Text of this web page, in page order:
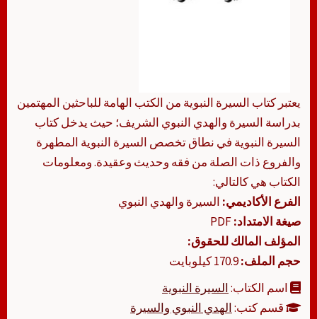
يعتبر كتاب السيرة النبوية من الكتب الهامة للباحثين المهتمين
بدراسة السيرة والهدي النبوي الشريف؛ حيث يدخل كتاب
السيرة النبوية في نطاق تخصص السيرة النبوية المطهرة
والفروع ذات الصلة من فقه وحديث وعقيدة. ومعلومات
الكتاب هي كالتالي:
الفرع الأكاديمي: السيرة والهدي النبوي
صيغة الامتداد:
المؤلف المالك للحقوق:
حجم الملف:170.9 كيلوبايت
اسم الكتاب:السيرة النبوية
قسم كتب:الهدي النبوي والسيرة